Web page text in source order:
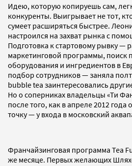
Идею, которую копируешь сам,
конкуренты. Выигрывает не тот,
сумеет расширяться быстрее.
настроился на захват рынка с
Подготовка к стартовому рывку —
маркетинговой программы, поиск
оборудования и ингредиентов в
подбор сотрудников — заняла
bubble tea заинтересовались
Но о соперниках владельцы «Ти
после того, как в апреле 2012
точку — у входа в московский
Франчайзинговая программа Tea
же месяце. Первых желающих